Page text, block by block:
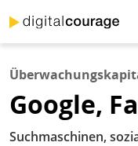
zum
Inhalt
Google,
Suchmaschinen,